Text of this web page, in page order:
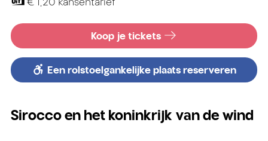
Koop je tickets
Een rolstoelgankelijke plaats reserveren
Sirocco en het koninkrijk van de wind